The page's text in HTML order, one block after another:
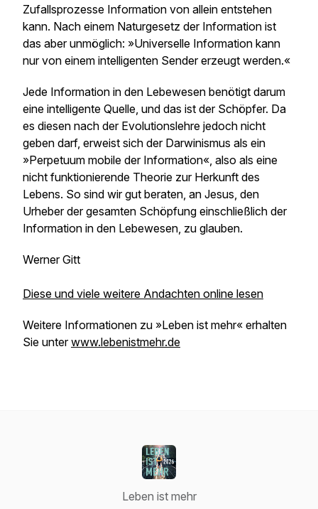
Zufallsprozesse Information von allein entstehen
kann. Nach einem Naturgesetz der Information ist
das aber unmöglich: »Universelle Information kann
nur von einem intelligenten Sender erzeugt werden.«
Jede Information in den Lebewesen benötigt darum
eine intelligente Quelle, und das ist der Schöpfer. Da
es diesen nach der Evolutionslehre jedoch nicht
geben darf, erweist sich der Darwinismus als ein
»Perpetuum mobile der Information«, also als eine
nicht funktionierende Theorie zur Herkunft des
Lebens. So sind wir gut beraten, an Jesus, den
Urheber der gesamten Schöpfung einschließlich der
Information in den Lebewesen, zu glauben.
Werner Gitt
Diese und viele weitere Andachten online lesen
Weitere Informationen zu »Leben ist mehr« erhalten
Sie unterwww.lebenistmehr.de
Leben ist mehr